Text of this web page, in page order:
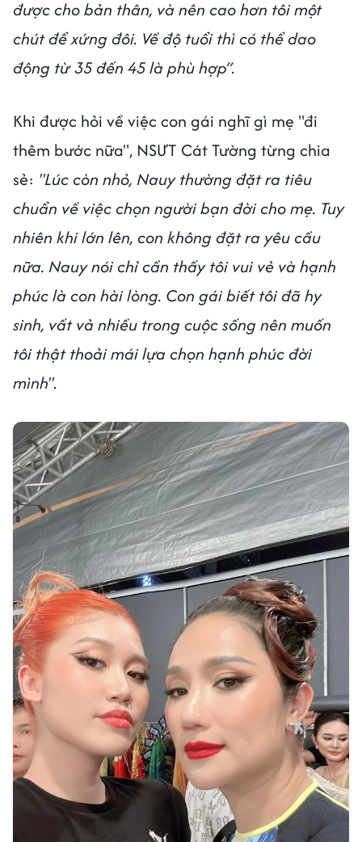
được cho bản thân, và nên cao hơn tôi một
chút để xứng đôi. Về độ tuổi thì có thể dao
động từ 35 đến 45 là phù hợp”.
Khi được hỏi về việc con gái nghĩ gì mẹ "đi
thêm bước nữa", NSƯT Cát Tường từng chia
sẻ: "Lúc còn nhỏ, Nauy thường đặt ra tiêu
chuẩn về việc chọn người bạn đời cho mẹ. Tuy
nhiên khi lớn lên, con không đặt ra yêu cầu
nữa. Nauy nói chỉ cần thấy tôi vui vẻ và hạnh
phúc là con hài lòng. Con gái biết tôi đã hy
sinh, vất vả nhiều trong cuộc sống nên muốn
tôi thật thoải mái lựa chọn hạnh phúc đời
mình".